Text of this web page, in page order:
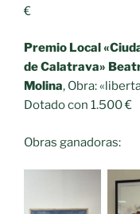
€
Premio Local
de Calatrava»
Molina, Obra:
Dotado con 1.500 €
Obras ganadoras: